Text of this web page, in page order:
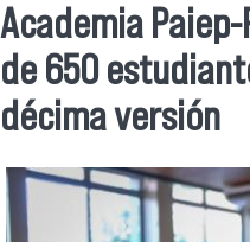
Se encuentra
Academia Paiep-
de 650
décima versión